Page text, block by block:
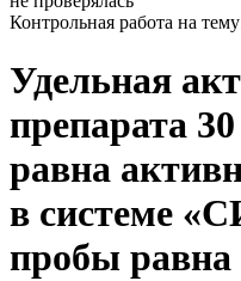
Контрольная работа на
Удельная
препарата
равна
в системе
пробы равна